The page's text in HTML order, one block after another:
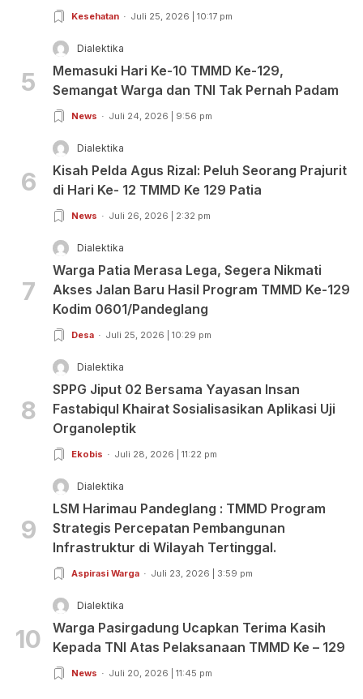
Kesehatan Juli 25, 2026 | 10:17 pm
5
Dialektika
Memasuki Hari Ke-10 TMMD Ke-129,
Semangat Warga dan TNI Tak Pernah Padam
News Juli 24, 2026 | 9:56 pm
6
Dialektika
Kisah Pelda Agus Rizal: Peluh Seorang Prajurit
di Hari Ke- 12 TMMD Ke 129 Patia
News Juli 26, 2026 | 2:32 pm
7
Dialektika
Warga Patia Merasa Lega, Segera Nikmati
Akses Jalan Baru Hasil Program TMMD Ke-129
Kodim 0601/Pandeglang
Desa Juli 25, 2026 | 10:29 pm
8
Dialektika
SPPG Jiput 02 Bersama Yayasan Insan
Fastabiqul Khairat Sosialisasikan Aplikasi Uji
Organoleptik
Ekobis Juli 28, 2026 | 11:22 pm
9
Dialektika
LSM Harimau Pandeglang : TMMD Program
Strategis Percepatan Pembangunan
Infrastruktur di Wilayah Tertinggal.
Aspirasi Warga Juli 23, 2026 | 3:59 pm
10
Dialektika
Warga Pasirgadung Ucapkan Terima Kasih
Kepada TNI Atas Pelaksanaan TMMD Ke – 129
News Juli 20, 2026 | 11:45 pm